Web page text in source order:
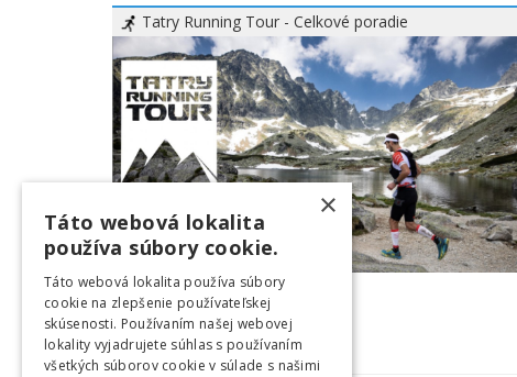
Tatry Running Tour - Celkové poradie
19.06.2022
Výsledky Trate
×
Táto webová lokalita
používa súbory cookie.
Táto webová lokalita používa súbory
cookie na zlepšenie používateľskej
skúsenosti. Používaním našej webovej
lokality vyjadrujete súhlas s používaním
všetkých súborov cookie v súlade s našimi